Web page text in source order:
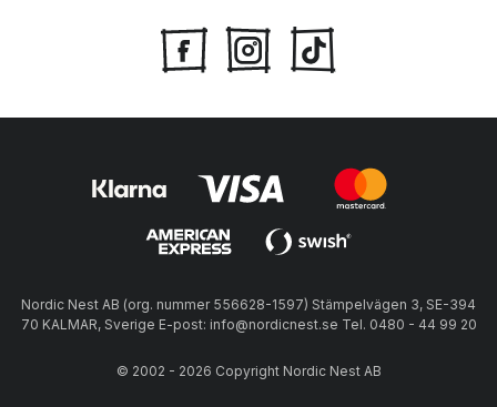
Nordic Nest AB (org. nummer 556628-1597) Stämpelvägen 3, SE-394
70 KALMAR, Sverige E-post: info@nordicnest.se Tel. 0480 - 44 99 20
© 2002 - 2026 Copyright Nordic Nest AB